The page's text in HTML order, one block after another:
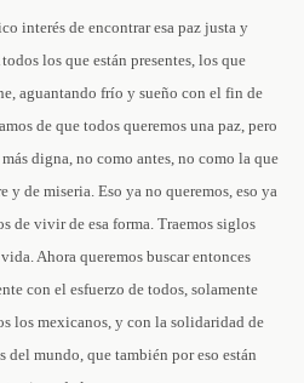
interés de encontrar esa paz justa y
los que están presentes, los que
aguantando frío y sueño con el fin de
de que todos queremos una paz, pero
digna, no como antes, no como la que
y de miseria. Eso ya no queremos, eso ya
de vivir de esa forma. Traemos siglos
Ahora queremos buscar entonces
con el esfuerzo de todos, solamente
los mexicanos, y con la solidaridad de
del mundo, que también por eso están